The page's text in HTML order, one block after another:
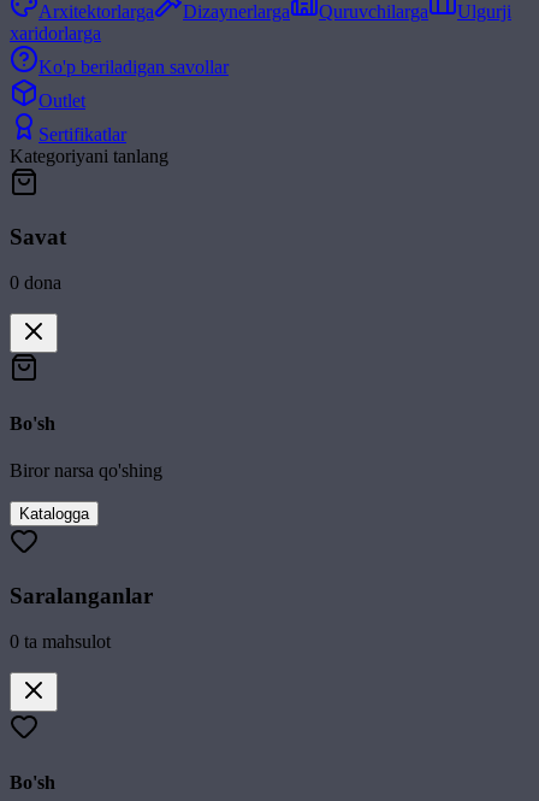
Arxitektorlarga
Dizaynerlarga Quruvchilarga
Ulgurji
xaridorlarga
Ko'p beriladigan savollar
Outlet
Sertifikatlar
Kategoriyani tanlang
Savat
0 dona
Bo'sh
Biror narsa qo'shing
Katalogga
Saralanganlar
0 ta mahsulot
Bo'sh